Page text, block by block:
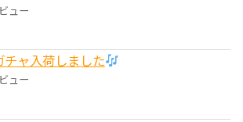
ュー
チャ入荷しました
ュー